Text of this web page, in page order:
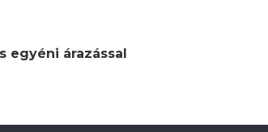
egyéni árazással